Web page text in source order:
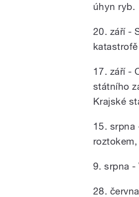
úhyn ryb.
20. září -
17. září -
státního
Krajské
15. srpna
9. srpna -
28.